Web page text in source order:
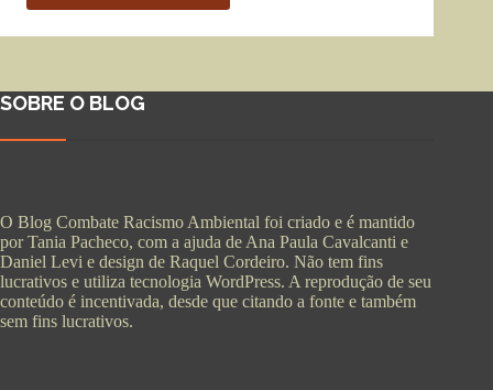
SOBRE O BLOG
O Blog Combate Racismo Ambiental foi criado e é mantido
por Tania Pacheco, com a ajuda de Ana Paula Cavalcanti e
Daniel Levi e design de Raquel Cordeiro. Não tem fins
lucrativos e utiliza tecnologia WordPress. A reprodução de seu
conteúdo é incentivada, desde que citando a fonte e também
sem fins lucrativos.